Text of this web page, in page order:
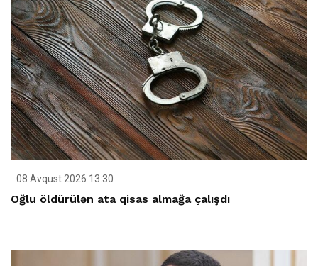
08 Avqust 2026 13:30
Oğlu öldürülən ata qisas almağa çalışdı